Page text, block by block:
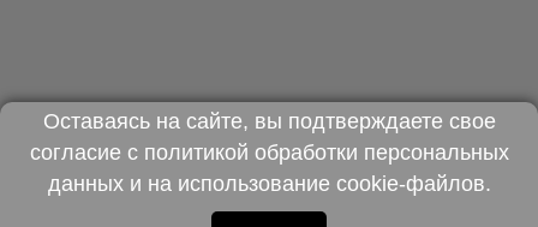
Оставаясь на сайте, вы подтверждаете свое
согласие с политикой обработки персональных
данныхи на использование cookie-файлов.